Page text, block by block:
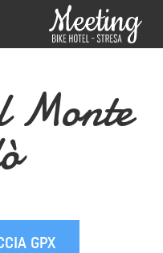
Monte
GPX